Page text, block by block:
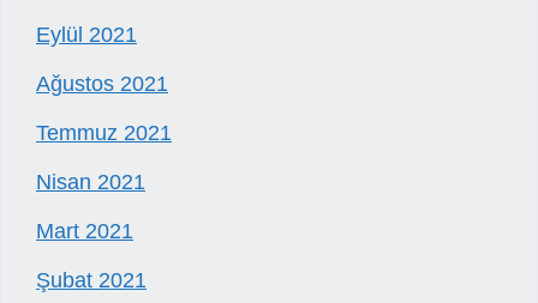
Eylül 2021
Ağustos 2021
Temmuz 2021
Nisan 2021
Mart 2021
Şubat 2021